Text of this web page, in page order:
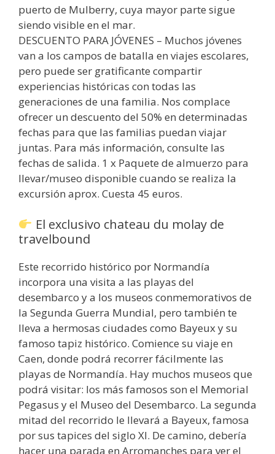
puerto de Mulberry, cuya mayor parte sigue
siendo visible en el mar.
DESCUENTO PARA JÓVENES – Muchos jóvenes
van a los campos de batalla en viajes escolares,
pero puede ser gratificante compartir
experiencias históricas con todas las
generaciones de una familia. Nos complace
ofrecer un descuento del 50% en determinadas
fechas para que las familias puedan viajar
juntas. Para más información, consulte las
fechas de salida. 1 x Paquete de almuerzo para
llevar/museo disponible cuando se realiza la
excursión aprox. Cuesta 45 euros.
El exclusivo chateau du molay de
travelbound
Este recorrido histórico por Normandía
incorpora una visita a las playas del
desembarco y a los museos conmemorativos de
la Segunda Guerra Mundial, pero también te
lleva a hermosas ciudades como Bayeux y su
famoso tapiz histórico. Comience su viaje en
Caen, donde podrá recorrer fácilmente las
playas de Normandía. Hay muchos museos que
podrá visitar: los más famosos son el Memorial
Pegasus y el Museo del Desembarco. La segunda
mitad del recorrido le llevará a Bayeux, famosa
por sus tapices del siglo XI. De camino, debería
hacer una parada en Arromanches para ver el